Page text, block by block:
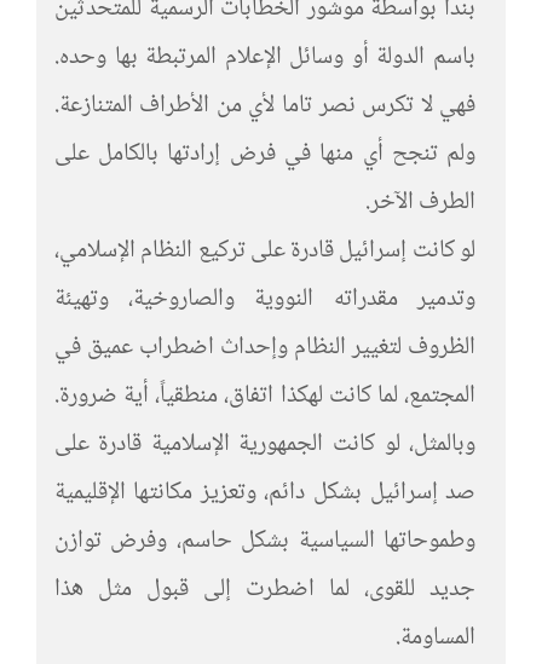
بنداً بواسطة موشور الخطابات الرسمية للمتحدثين
باسم الدولة أو وسائل الإعلام المرتبطة بها وحده.
فهي لا تكرس نصر تاما لأي من الأطراف المتنازعة.
ولم تنجح أي منها في فرض إرادتها بالكامل على
الطرف الآخر.
لو كانت إسرائيل قادرة على تركيع النظام الإسلامي،
وتدمير مقدراته النووية والصاروخية، وتهيئة
الظروف لتغيير النظام وإحداث اضطراب عميق في
المجتمع، لما كانت لهكذا اتفاق، منطقياً، أية ضرورة.
وبالمثل، لو كانت الجمهورية الإسلامية قادرة على
صد إسرائيل بشكل دائم، وتعزيز مكانتها الإقليمية
وطموحاتها السياسية بشكل حاسم، وفرض توازن
جديد للقوى، لما اضطرت إلى قبول مثل هذا
المساومة.